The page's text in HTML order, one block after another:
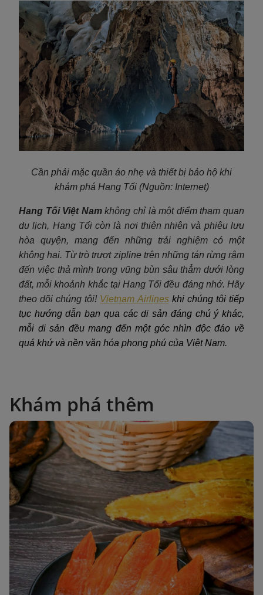
Cần phải mặc quần áo nhẹ và thiết bị bảo hộ khi
khám phá Hang Tối (Nguồn: Internet)
Hang Tối Việt Namkhông chỉ là một điểm tham quan
du lịch, Hang Tối còn là nơi thiên nhiên và phiêu lưu
hòa quyện, mang đến những trải nghiệm có một
không hai. Từ trò trượt zipline trên những tán rừng rậm
đến việc thả mình trong vũng bùn sâu thẳm dưới lòng
đất, mỗi khoảnh khắc tại Hang Tối đều đáng nhớ. Hãy
theo dõi chúng tôi! Vietnam Airlines khi chúng tôi tiếp
tục hướng dẫn bạn qua các di sản đáng chú ý khác,
mỗi di sản đều mang đến một góc nhìn độc đáo về
quá khứ và nền văn hóa phong phú của Việt Nam.
Khám phá thêm